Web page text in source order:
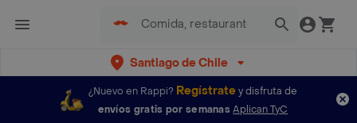
Santiago de Chile
¿Nuevo en Rappi? Regístratey disfruta de
envíos gratis por semanas Aplican TyC